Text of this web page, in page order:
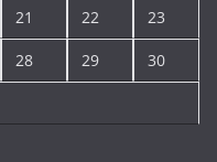
21 22 23
28 29 30